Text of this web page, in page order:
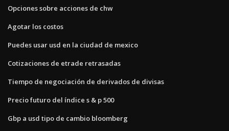
Opciones sobre acciones de chw
Agotar los costos
Puedes usar usd en la ciudad de mexico
Cotizaciones de etrade retrasadas
Tiempo de negociación de derivados de divisas
Precio futuro del índice s & p 500
Gbp a usd tipo de cambio bloomberg